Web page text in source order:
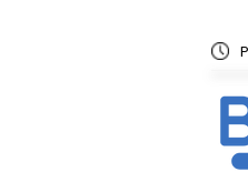
Sistemleri: Akıllı Kilit ve Çelik